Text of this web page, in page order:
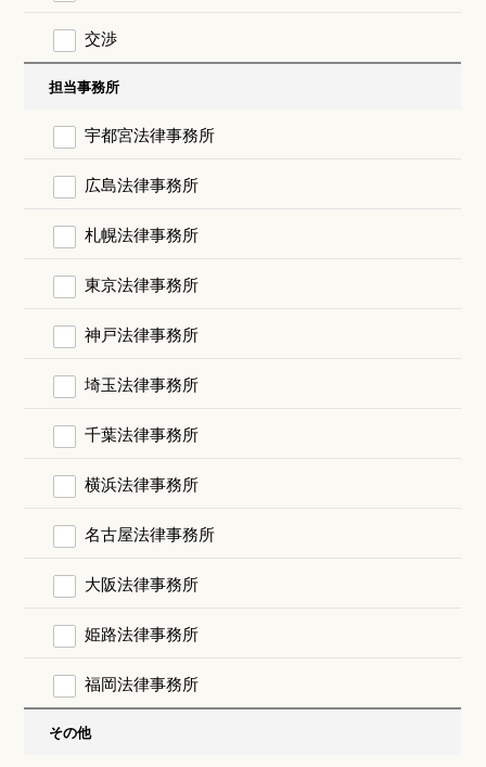
交渉
担当事務所
宇都宮法律事務所
広島法律事務所
札幌法律事務所
東京法律事務所
神戸法律事務所
埼玉法律事務所
千葉法律事務所
横浜法律事務所
名古屋法律事務所
大阪法律事務所
姫路法律事務所
福岡法律事務所
その他